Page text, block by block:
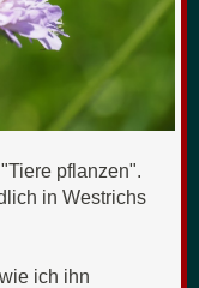
pflanzen".
in Westrichs
ich ihn